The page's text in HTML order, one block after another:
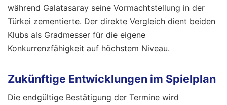
während Galatasaray seine Vormachtstellung in der
Türkei zementierte. Der direkte Vergleich dient beiden
Klubs als Gradmesser für die eigene
Konkurrenzfähigkeit auf höchstem Niveau.
Zukünftige Entwicklungen im Spielplan
Die endgültige Bestätigung der Termine wird